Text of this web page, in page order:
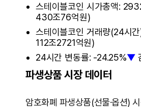
스테이블코인 시가총액:
430조76억원)
스테이블코인 거래량(24시
112조2721억원)
24시간 변동률: -24.25%▼
파생상품 시장 데이터
암호화폐 파생상품(선물·옵션)